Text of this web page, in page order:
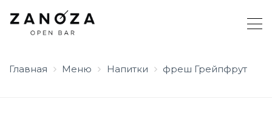
Главная Меню Напитки фреш Грейпфрут